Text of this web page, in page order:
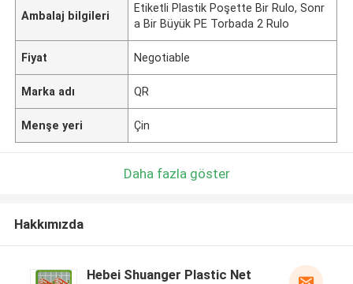
Ambalaj bilgileri
Etiketli Plastik Poşette Bir Rulo, Sonr
a Bir Büyük PE Torbada 2 Rulo
Fiyat Negotiable
Marka adı QR
Menşe yeri Çin
Daha fazla göster
Hakkımızda
Hebei Shuanger Plastic Net